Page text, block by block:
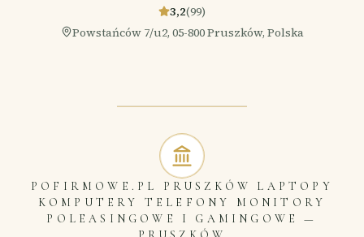
3,2(99)
Powstańców 7/u2, 05-800 Pruszków, Polska
POFIRMOWE.PL PRUSZKÓW LAPTOPY
KOMPUTERY TELEFONY MONITORY
POLEASINGOWE I GAMINGOWE
—